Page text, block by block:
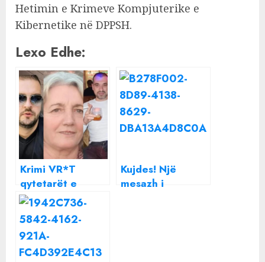
Hetimin e Krimeve Kompjuterike e
Kibernetike në DPPSH.
Lexo Edhe:
Krimi VR*T
qytetarët e
thjeshtë: Nga
banakierja e Don
Boskos te
kamarieri i
Memaliajt dhe
Kujdes! Një
mesazh i